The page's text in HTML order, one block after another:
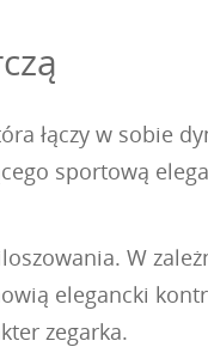
łączy w sobie
sportową
W
elegancki
zegarka.